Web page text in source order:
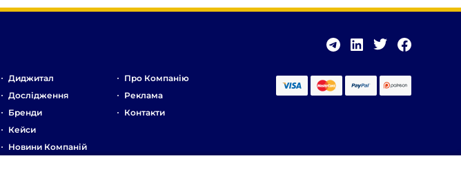
Диджитал
Дослідження
Бренди
Кейси
Новини Компаній
Про Компанію
Реклама
Контакти